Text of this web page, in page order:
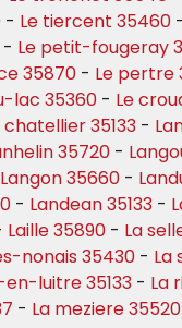
- Le tiercent 35460 -
- Le petit-fougeray
35870 - Le pertre
lac 35360 - Le
chatellier 35133 -
35720 -
Langon 35660 -
- Landean 35133 -
Laille 35890 - La
nonais 35430 - La
en-luitre 35133 - La
- La meziere 35520